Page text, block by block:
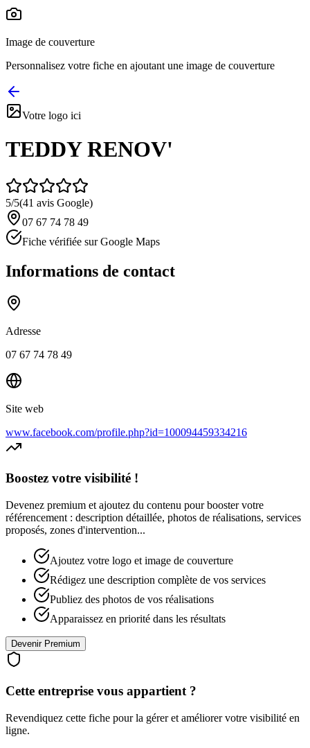
Image de couverture
Personnalisez votre fiche en ajoutant une image de couverture
Votre logo ici
TEDDY RENOV'
5/5(41 avis Google)
07 67 74 78 49
Fiche vérifiée sur Google Maps
Informations de contact
Adresse
07 67 74 78 49
Site web
www.facebook.com/profile.php?id=100094459334216
Boostez votre visibilité !
Devenez premium et ajoutez du contenu pour booster votre
référencement : description détaillée, photos de réalisations, services
proposés, zones d'intervention...
Ajoutez votre logo et image de couverture
Rédigez une description complète de vos services
Publiez des photos de vos réalisations
Apparaissez en priorité dans les résultats
Devenir Premium
Cette entreprise vous appartient ?
Revendiquez cette fiche pour la gérer et améliorer votre visibilité en
ligne.